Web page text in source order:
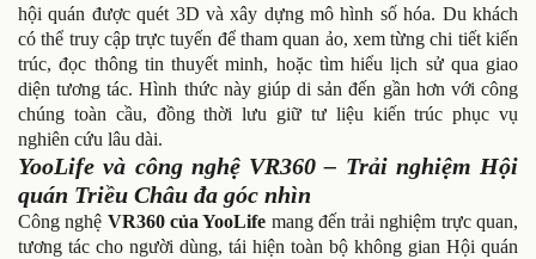
hội quán được quét 3D và xây dựng mô hình số hóa. Du khách
có thể truy cập trực tuyến để tham quan ảo, xem từng chi tiết kiến
trúc, đọc thông tin thuyết minh, hoặc tìm hiểu lịch sử qua giao
diện tương tác. Hình thức này giúpdi sản đến gần hơn với công
chúng toàn cầu, đồng thời lưu giữ tư liệu kiến trúc phục vụ
nghiên cứu lâu dài.
YooLife và công nghệ VR360 – Trải nghiệm Hội
quán Triều Châu đa góc nhìn
Công nghệ VR360 của YooLife mang đến trải nghiệm trực quan,
tương tác cho người dùng, tái hiện toàn bộ không gian Hội quán